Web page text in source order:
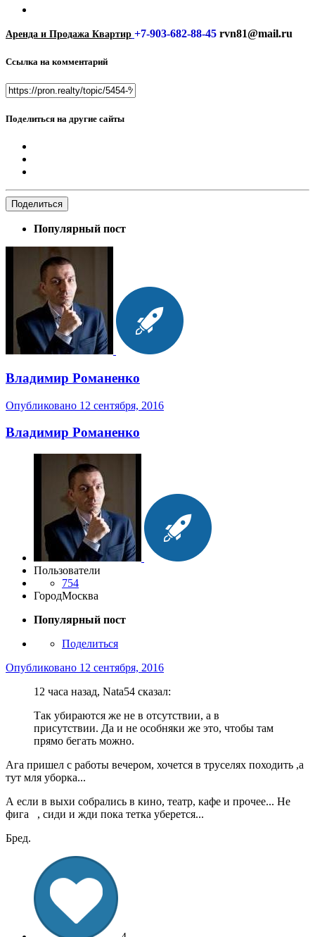
Аренда и Продажа Квартир +7-903-682-88-45 rvn81@mail.ru
Ссылка на комментарий
Поделиться на другие сайты
Поделиться
Популярный пост
Владимир Романенко
Опубликовано 12 сентября, 2016
Владимир Романенко
Пользователи
754
ГородМосква
Популярный пост
Поделиться
Опубликовано 12 сентября, 2016
12 часа назад, Nata54 сказал:
Так убираются же не в отсутствии, а в
присутствии. Да и не особняки же это, чтобы там
прямо бегать можно.
Ага пришел с работы вечером, хочется в труселях походить ,а
тут мля уборка...
А если в выхи собрались в кино, театр, кафе и прочее... Не
фига , сиди и жди пока тетка уберется...
Бред.